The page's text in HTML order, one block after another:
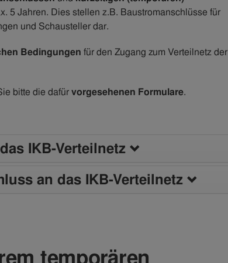
5 Jahren. Dies stellen z.B. Baustromanschlüsse für
und Schausteller dar.
Bedingungen für den Zugang zum Verteilnetz der
bitte die dafürvorgesehenen Formulare.
IKB-Verteilnetz
an das IKB-Verteilnetz